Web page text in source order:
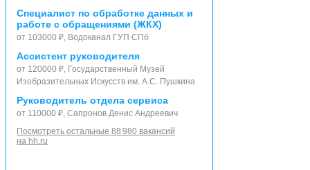
Специалист по обработке данных и
работе с обращениями (ЖКХ)
от 103000 ₽, Водоканал ГУП СПб
Ассистент руководителя
от 120000 ₽, Государственный Музей
Изобразительных Искусств им. А.С. Пушкина
Руководитель отдела сервиса
от 110000 ₽, Сапронов Денис Андреевич
Посмотреть остальные 88 980 вакансий
на hh.ru